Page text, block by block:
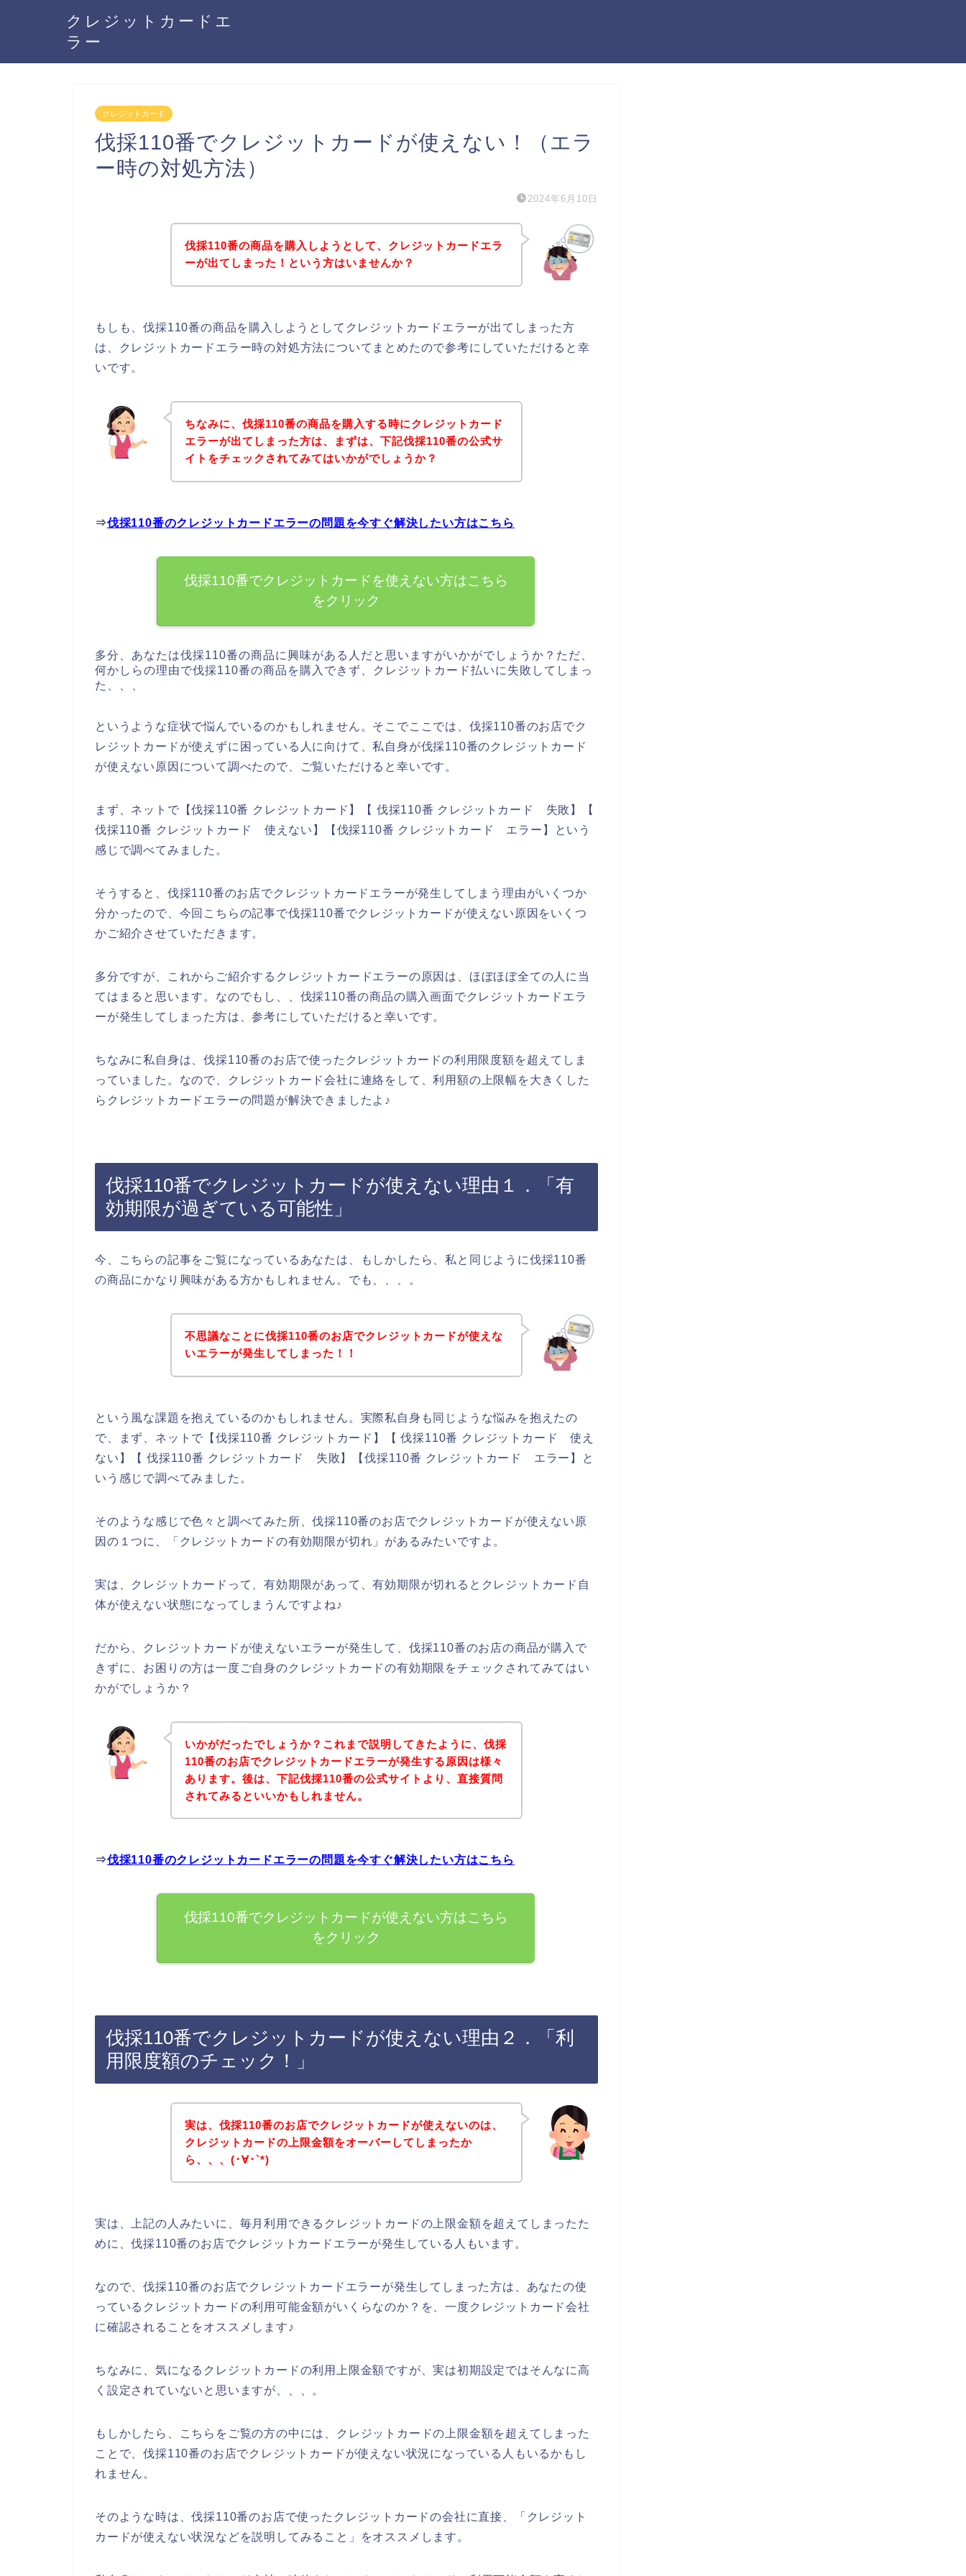
クレジットカードエ
ラー
クレジットカード
伐採110番でクレジットカードが使えない！（エラ
ー時の対処方法）
2024年6月10日
伐採110番の商品を購入しようとして、クレジットカードエラ
ーが出てしまった！という方はいませんか？
もしも、伐採110番の商品を購入しようとしてクレジットカードエラーが出てしまった方
は、クレジットカードエラー時の対処方法についてまとめたので参考にしていただけると幸
いです。
ちなみに、伐採110番の商品を購入する時にクレジットカード
エラーが出てしまった方は、まずは、下記伐採110番の公式サ
イトをチェックされてみてはいかがでしょうか？
⇒伐採110番のクレジットカードエラーの問題を今すぐ解決したい方はこちら
伐採110番でクレジットカードを使えない方はこちら
をクリック
多分、あなたは伐採110番の商品に興味がある人だと思いますがいかがでしょうか？ただ、
何かしらの理由で伐採110番の商品を購入できず、クレジットカード払いに失敗してしまっ
た、、、
というような症状で悩んでいるのかもしれません。そこでここでは、伐採110番のお店でク
レジットカードが使えずに困っている人に向けて、私自身が伐採110番のクレジットカード
が使えない原因について調べたので、ご覧いただけると幸いです。
まず、ネットで【伐採110番 クレジットカード】【 伐採110番 クレジットカード 失敗】【
伐採110番 クレジットカード 使えない】【伐採110番 クレジットカード エラー】という
感じで調べてみました。
そうすると、伐採110番のお店でクレジットカードエラーが発生してしまう理由がいくつか
分かったので、今回こちらの記事で伐採110番でクレジットカードが使えない原因をいくつ
かご紹介させていただきます。
多分ですが、これからご紹介するクレジットカードエラーの原因は、ほぼほぼ全ての人に当
てはまると思います。なのでもし、、伐採110番の商品の購入画面でクレジットカードエラ
ーが発生してしまった方は、参考にしていただけると幸いです。
ちなみに私自身は、伐採110番のお店で使ったクレジットカードの利用限度額を超えてしま
っていました。なので、クレジットカード会社に連絡をして、利用額の上限幅を大きくした
らクレジットカードエラーの問題が解決できましたよ♪
伐採110番でクレジットカードが使えない理由１．「有
効期限が過ぎている可能性」
今、こちらの記事をご覧になっているあなたは、もしかしたら、私と同じように伐採110番
の商品にかなり興味がある方かもしれません。でも、、、。
不思議なことに伐採110番のお店でクレジットカードが使えな
いエラーが発生してしまった！！
という風な課題を抱えているのかもしれません。実際私自身も同じような悩みを抱えたの
で、まず、ネットで【伐採110番 クレジットカード】【 伐採110番 クレジットカード 使え
ない】【 伐採110番 クレジットカード 失敗】【伐採110番 クレジットカード エラー】と
いう感じで調べてみました。
そのような感じで色々と調べてみた所、伐採110番のお店でクレジットカードが使えない原
因の１つに、「クレジットカードの有効期限が切れ」があるみたいですよ。
実は、クレジットカードって、有効期限があって、有効期限が切れるとクレジットカード自
体が使えない状態になってしまうんですよね♪
だから、クレジットカードが使えないエラーが発生して、伐採110番のお店の商品が購入で
きずに、お困りの方は一度ご自身のクレジットカードの有効期限をチェックされてみてはい
かがでしょうか？
いかがだったでしょうか？これまで説明してきたように、伐採
110番のお店でクレジットカードエラーが発生する原因は様々
あります。後は、下記伐採110番の公式サイトより、直接質問
されてみるといいかもしれません。
⇒伐採110番のクレジットカードエラーの問題を今すぐ解決したい方はこちら
伐採110番でクレジットカードが使えない方はこちら
をクリック
伐採110番でクレジットカードが使えない理由２．「利
用限度額のチェック！」
実は、伐採110番のお店でクレジットカードが使えないのは、
クレジットカードの上限金額をオーバーしてしまったか
ら、、、(･∀･`*)
実は、上記の人みたいに、毎月利用できるクレジットカードの上限金額を超えてしまったた
めに、伐採110番のお店でクレジットカードエラーが発生している人もいます。
なので、伐採110番のお店でクレジットカードエラーが発生してしまった方は、あなたの使
っているクレジットカードの利用可能金額がいくらなのか？を、一度クレジットカード会社
に確認されることをオススメします♪
ちなみに、気になるクレジットカードの利用上限金額ですが、実は初期設定ではそんなに高
く設定されていないと思いますが、、、。
もしかしたら、こちらをご覧の方の中には、クレジットカードの上限金額を超えてしまった
ことで、伐採110番のお店でクレジットカードが使えない状況になっている人もいるかもし
れません。
そのような時は、伐採110番のお店で使ったクレジットカードの会社に直接、「クレジット
カードが使えない状況などを説明してみること」をオススメします。